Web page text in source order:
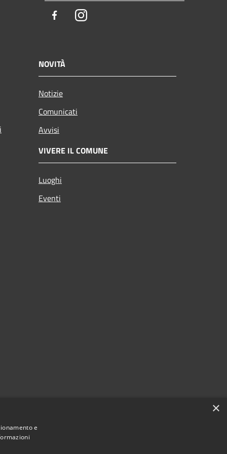
FacebookInstagram
NOVITÀ
Notizie
Comunicati
Avvisi
VIVERE IL COMUNE
Luoghi
Eventi
×
e